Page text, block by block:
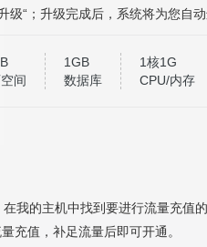
“；升级完成后，系统将为您自动
间
1GB
数据库
1核1G
CPU/内存
在我的主机中找到要进行流量充值
充值，补足流量后即可开通。